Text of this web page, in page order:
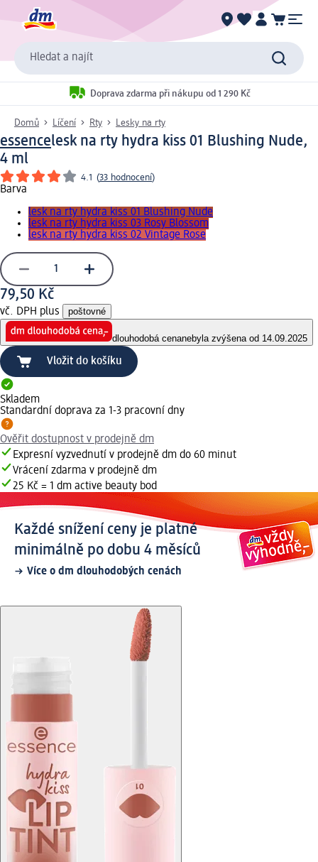
Hledat a najít
Doprava zdarma při nákupu od 1 290 Kč
Domů Líčení Rty Lesky na rty
essencelesk na rty hydra kiss 01 Blushing Nude,
4 ml
4.1 (33 hodnocení)
Barva
lesk na rty hydra kiss 01 Blushing Nude
lesk na rty hydra kiss 03 Rosy Blossom
lesk na rty hydra kiss 02 Vintage Rose
79,50 Kč
vč. DPH plus poštovné
dlouhodobá cenanebyla zvýšena od 14.09.2025
Vložit do košíku
Skladem
Standardní doprava za 1-3 pracovní dny
Ověřit dostupnost v prodejně dm
Expresní vyzvednutí v prodejně dm do 60 minut
Vrácení zdarma v prodejně dm
25 Kč = 1 dm active beauty bod
Každé snížení ceny je platné
minimálně po dobu 4 měsíců
Více o dm dlouhodobých cenách